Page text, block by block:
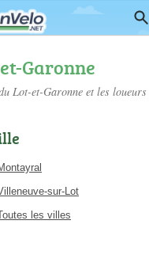
Garonne
Lot-et-Garonne et les loueurs
sur-Lot
les villes